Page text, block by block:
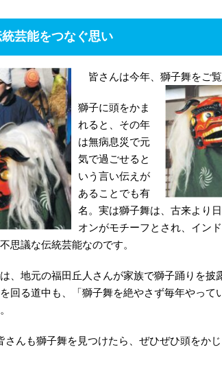
芸能をつなぐ思い
皆さんは今年、獅子舞をご
獅子に頭をかま
れると、その年
は無病息災で元
気で過ごせると
いう言い伝えが
あることでも有
名。実は獅子舞は、古来より
オンがモチーフとされ、イン
思議な伝統芸能なのです。
、地元の福田丘人さんが家族で獅子踊りを披
回る道中も、「獅子舞を絶やさず毎年やって
んも獅子舞を見つけたら、ぜひぜひ頭をかじ